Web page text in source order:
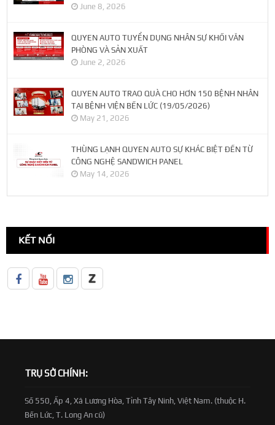
June 8, 2026
QUYEN AUTO TUYỂN DỤNG NHÂN SỰ KHỐI VĂN
PHÒNG VÀ SẢN XUẤT
June 2, 2026
QUYEN AUTO TRAO QUÀ CHO HƠN 150 BỆNH NHÂN
TẠI BỆNH VIỆN BẾN LỨC (19/05/2026)
May 21, 2026
THÙNG LẠNH QUYEN AUTO SỰ KHÁC BIỆT ĐẾN TỪ
CÔNG NGHỆ SANDWICH PANEL
May 14, 2026
KẾT NỐI
TRỤ SỞ CHÍNH:
Số 550, Ấp 4, Xã Lương Hòa, Tỉnh Tây Ninh, Việt Nam. (thuộc H.
Bến Lức, T. Long An cũ)